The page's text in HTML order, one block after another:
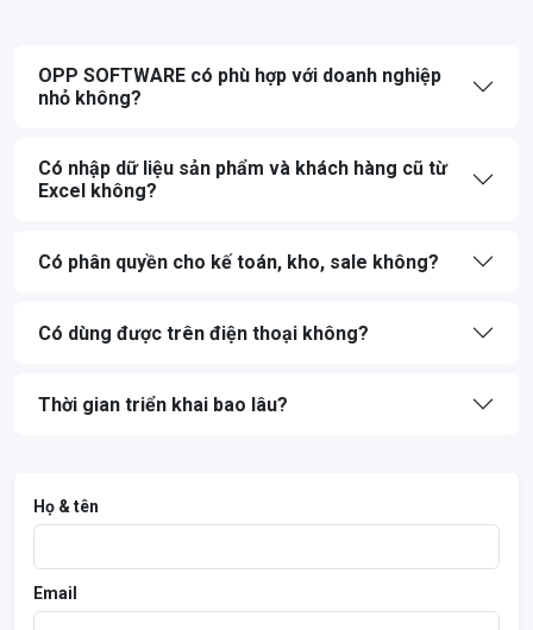
OPP SOFTWARE có phù hợp với doanh nghiệp
nhỏ không?
Có nhập dữ liệu sản phẩm và khách hàng cũ từ
Excel không?
Có phân quyền cho kế toán, kho, sale không?
Có dùng được trên điện thoại không?
Thời gian triển khai bao lâu?
Họ & tên
Email